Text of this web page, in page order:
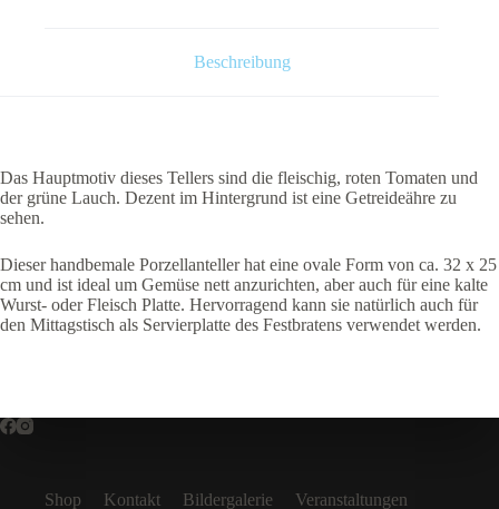
Beschreibung
Das Hauptmotiv dieses Tellers sind die fleischig, roten Tomaten und
der grüne Lauch. Dezent im Hintergrund ist eine Getreideähre zu
sehen.
Dieser handbemale Porzellanteller hat eine ovale Form von ca. 32 x 25
cm und ist ideal um Gemüse nett anzurichten, aber auch für eine kalte
Wurst- oder Fleisch Platte. Hervorragend kann sie natürlich auch für
den Mittagstisch als Servierplatte des Festbratens verwendet werden.
Shop Kontakt Bildergalerie Veranstaltungen